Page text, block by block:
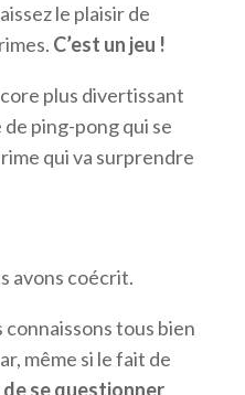
le plaisir de
C’est un jeu !
plus divertissant
de ping-pong qui se
qui va surprendre
avons coécrit.
tous bien
même si le fait de
se questionner